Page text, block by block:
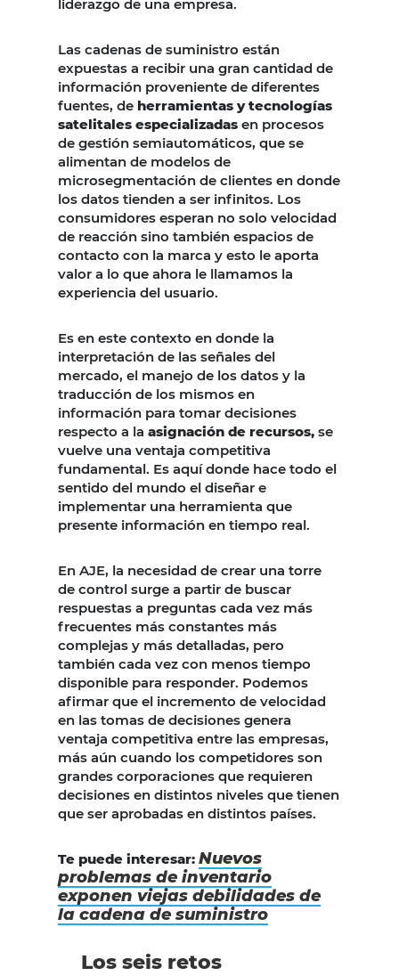
liderazgo de una empresa.
Las cadenas de suministro están
expuestas a recibir una gran cantidad de
información proveniente de diferentes
fuentes, de herramientas y tecnologías
satelitales especializadas en procesos
de gestión semiautomáticos, que se
alimentan de modelos de
microsegmentación de clientes en donde
los datos tienden a ser infinitos. Los
consumidores esperan no solo velocidad
de reacción sino también espacios de
contacto con la marca y esto le aporta
valor a lo que ahora le llamamos la
experiencia del usuario.
Es en este contexto en donde la
interpretación de las señales del
mercado, el manejo de los datos y la
traducción de los mismos en
información para tomar decisiones
respecto a la asignación de recursos, se
vuelve una ventaja competitiva
fundamental. Es aquí donde hace todo el
sentido del mundo el diseñar e
implementar una herramienta que
presente información en tiempo real.
En AJE, la necesidad de crear una torre
de control surge a partir de buscar
respuestas a preguntas cada vez más
frecuentes más constantes más
complejas y más detalladas, pero
también cada vez con menos tiempo
disponible para responder. Podemos
afirmar que el incremento de velocidad
en las tomas de decisiones genera
ventaja competitiva entre las empresas,
más aún cuando los competidores son
grandes corporaciones que requieren
decisiones en distintos niveles que tienen
que ser aprobadas en distintos países.
Te puede interesar: Nuevos
problemas de inventario
exponen viejas debilidades de
la cadena de suministro
Los seis retos